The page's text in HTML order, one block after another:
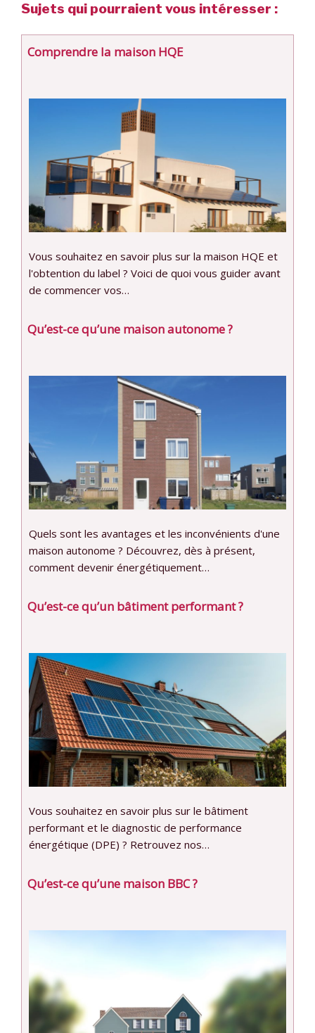
Sujets qui pourraient vous intéresser :
Comprendre la maison HQE
Vous souhaitez en savoir plus sur la maison HQE et
l'obtention du label ? Voici de quoi vous guider avant
de commencer vos…
Qu’est-ce qu’une maison autonome ?
Quels sont les avantages et les inconvénients d'une
maison autonome ? Découvrez, dès à présent,
comment devenir énergétiquement…
Qu’est-ce qu’un bâtiment performant ?
Vous souhaitez en savoir plus sur le bâtiment
performant et le diagnostic de performance
énergétique (DPE) ? Retrouvez nos…
Qu’est-ce qu’une maison BBC ?